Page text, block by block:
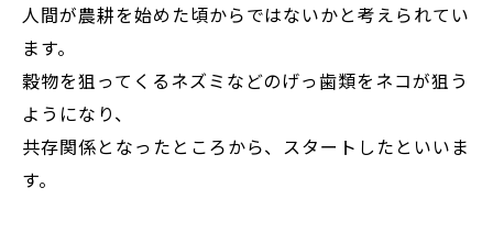
人間が農耕を始めた頃からではないかと考えられてい
ます。
穀物を狙ってくるネズミなどのげっ歯類をネコが狙う
ようになり、
共存関係となったところから、スタートしたといいま
す。